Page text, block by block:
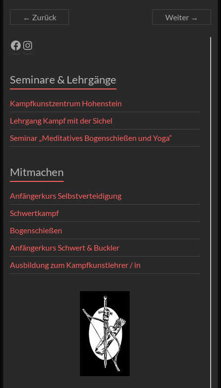
← Zurück Weiter →
Facebook
Instagram
Seminare & Lehrgänge
Kampfkunstzentrum Hohenstein
Lehrgang Kampf mit der Sichel
Seminar „Meditatives Bogenschießen und Yoga“
Mitmachen
Anfängerkurs Selbstverteidigung
Schwertkampf
Bogenschießen
Anfängerkurs Schwert & Buckler
Ausbildung zum Kampfkunstlehrer / in